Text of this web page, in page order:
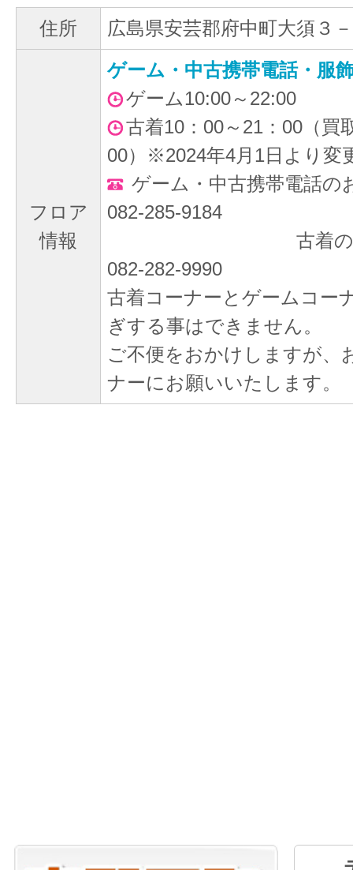
住所 広島県安芸郡府中町大須３
フロア
情報
ゲーム・中古携帯電話・服
ゲーム10:00～22:00
古着10：00～21：00（買
00）※2024年4月1日より変
ゲーム・中古携帯電話の
082-285-9184
古着のお問い
082-282-9990
古着コーナーとゲームコー
ぎする事はできません。
ご不便をおかけしますが、
ナーにお願いいたします。